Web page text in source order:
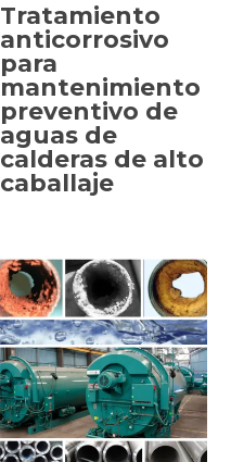
SELECCIONAR
OPCIONES
Tratamiento
anticorrosivo
para
mantenimiento
preventivo de
aguas de
calderas de alto
caballaje